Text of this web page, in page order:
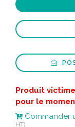
Produit
pour le
Commander
HT)